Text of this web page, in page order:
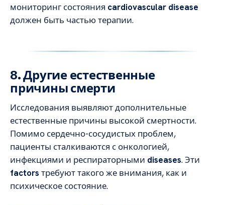
мониторинг состояния cardiovascular disease
должен быть частью терапии.
8. Другие естественные
причины смерти
Исследования выявляют дополнительные
естественные причины высокой смертности.
Помимо сердечно-сосудистых проблем,
пациенты сталкиваются с онкологией,
инфекциями и респираторными diseases. Эти
factors требуют такого же внимания, как и
психическое состояние.